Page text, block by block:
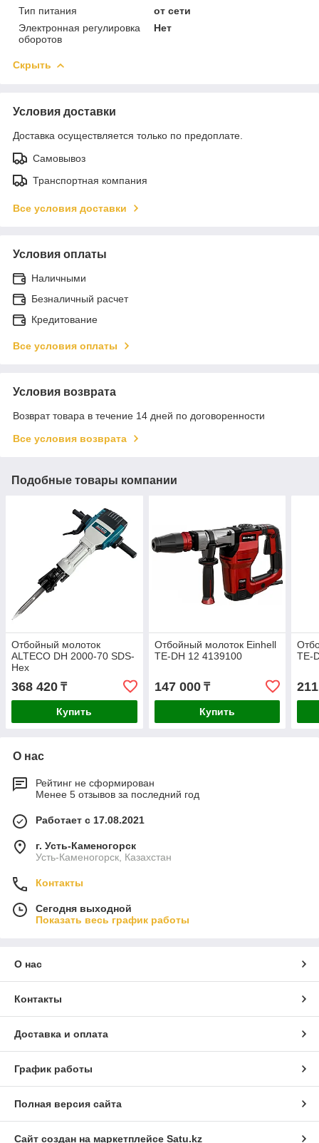
Тип питания
от сети
Электронная регулировка
оборотов
Нет
Скрыть
Условия доставки
Доставка осуществляется только по предоплате.
Самовывоз
Транспортная компания
Все условия доставки
Условия оплаты
Наличными
Безналичный расчет
Кредитование
Все условия оплаты
Условия возврата
Возврат товара в течение 14 дней по договоренности
Все условия возврата
Подобные товары компании
Отбойный молоток
ALTECO DH 2000-70 SDS-
Hex
368 420 ₸
Купить
Отбойный молоток Einhell
TE-DH 12 4139100
147 000₸
Купить
TE-
О нас
Рейтинг не сформирован
Менее 5 отзывов за последний год
Работает с 17.08.2021
г. Усть-Каменогорск
Усть-Каменогорск, Казахстан
Контакты
Сегодня выходной
Показать весь график работы
О нас
Контакты
Доставка и оплата
График работы
Полная версия сайта
Сайт создан на маркетплейсе Satu.kz